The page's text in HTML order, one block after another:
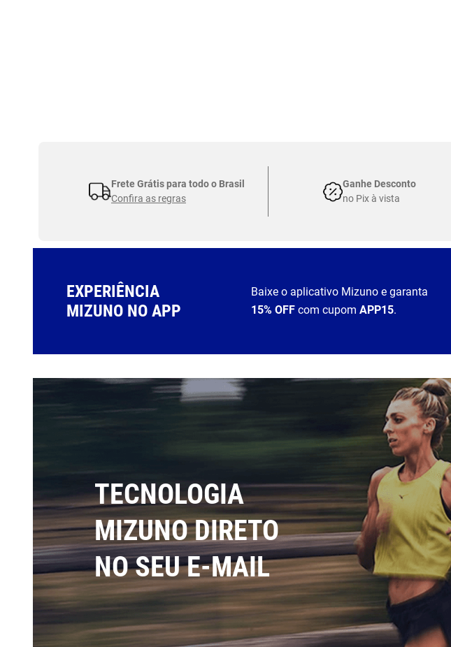
Frete Grátis para todo o Brasil
Confira as regras
Ganhe Desconto
no Pix à vista
EXPERIÊNCIA
MIZUNO NO APP
Baixe o aplicativo Mizuno e garanta
15% OFF com cupomAPP15.
TECNOLOGIA
MIZUNO DIRETO
NO SEU E-MAIL